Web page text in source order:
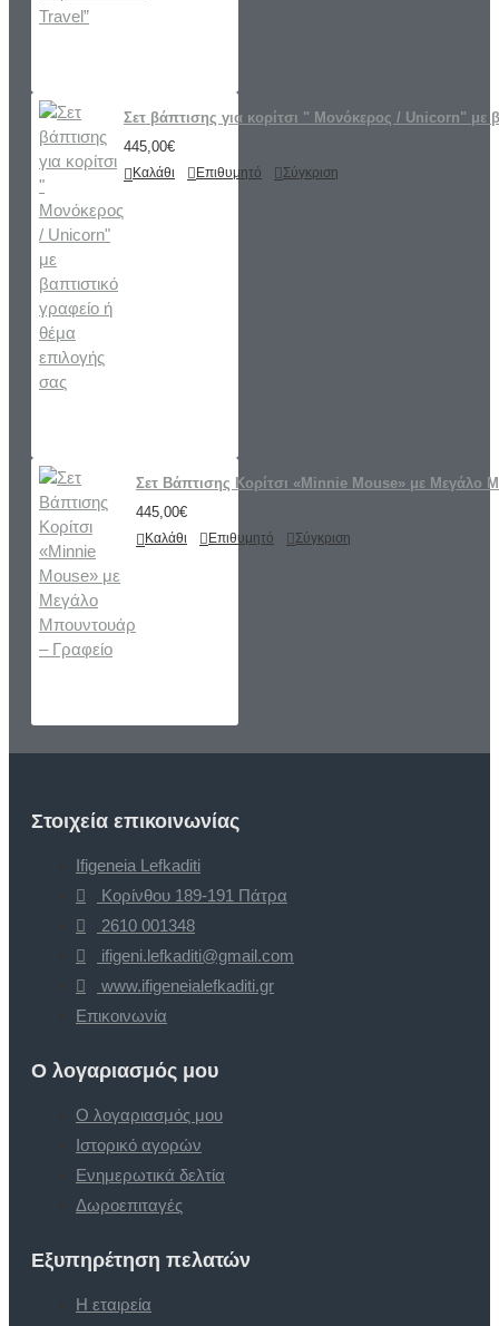
Σετ βάπτισης για κορίτσι " Μονόκερος / Unicorn" με
445,00€
Καλάθι Επιθυμητό Σύγκριση
Σετ Βάπτισης Κορίτσι «Minnie Mouse» με Μεγάλο
445,00€
Καλάθι Επιθυμητό Σύγκριση
Στοιχεία επικοινωνίας
Ifigeneia Lefkaditi
Κορίνθου 189-191 Πάτρα
2610 001348
ifigeni.lefkaditi@gmail.com
www.ifigeneialefkaditi.gr
Επικοινωνία
Ο λογαριασμός μου
Ο λογαριασμός μου
Ιστορικό αγορών
Ενημερωτικά δελτία
Δωροεπιταγές
Εξυπηρέτηση πελατών
Η εταιρεία